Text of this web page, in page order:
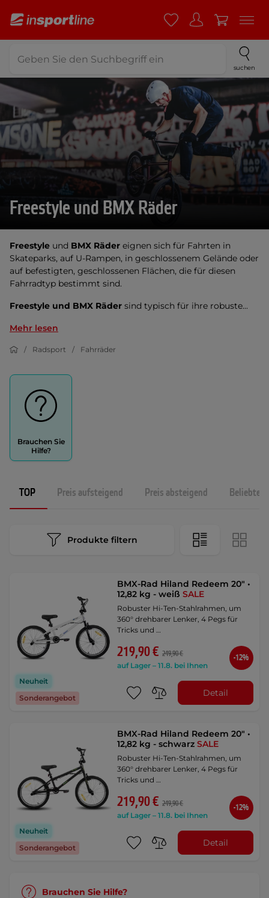
suchen
Freestyle und BMX Räder
Freestyle und BMX Räder eignen sich für Fahrten in
Skateparks, auf U-Rampen, in geschlossenem Gelände oder
auf befestigten, geschlossenen Flächen, die für diesen
Fahrradtyp bestimmt sind.
Freestyle und BMX Räder sind typisch für ihre robuste...
Mehr lesen
Radsport Fahrräder
Brauchen Sie
Hilfe?
TOP Preis aufsteigend Preis absteigend
Produkte filtern
Neuheit
Sonderangebot
BMX-Rad Hiland Redeem 20" •
12,82 kg - weißSALE
Robuster Hi-Ten-Stahlrahmen, um
360° drehbarer Lenker, 4 Pegs für
Tricks und …
219,90 € 249,90 €
auf Lager – 11.8. bei Ihnen
-12%
Detail
Neuheit
Sonderangebot
BMX-Rad Hiland Redeem 20" •
12,82 kg - schwarzSALE
Robuster Hi-Ten-Stahlrahmen, um
360° drehbarer Lenker, 4 Pegs für
Tricks und …
219,90 € 249,90 €
auf Lager – 11.8. bei Ihnen
-12%
Detail
Brauchen Sie Hilfe?